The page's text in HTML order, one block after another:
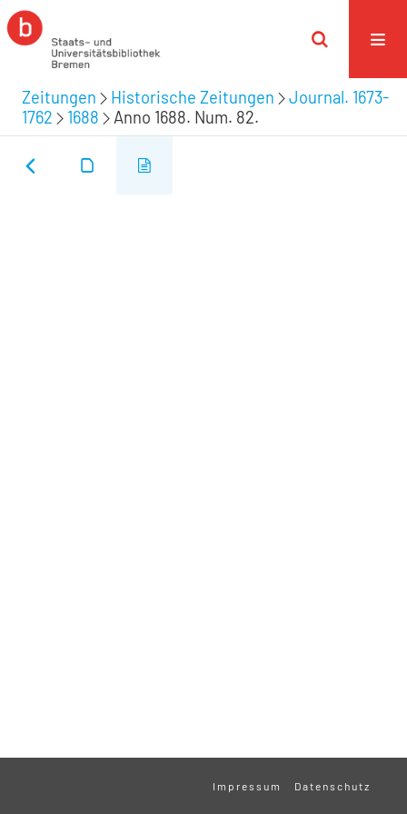
Zeitungen Historische Zeitungen
Journal. 1673-
1762
1688 Anno 1688. Num. 82.
Impressum Datenschutz